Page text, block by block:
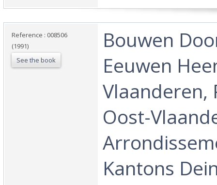
Reference : 008506
(1991)
See the book
‎Bouwen
Eeuwen
Vlaanderen,
Oost-
Kantons